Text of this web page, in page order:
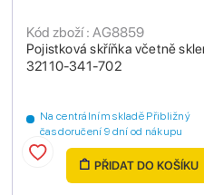
Pojistková skříňka včetně
32110-341-702
Kód zboží : AG8859
Na centrálním skladě Přibližný
čas doručení 9 dní od nákupu
PŘIDAT DO KOŠÍKU